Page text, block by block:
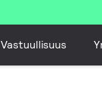
Vastuullisuus